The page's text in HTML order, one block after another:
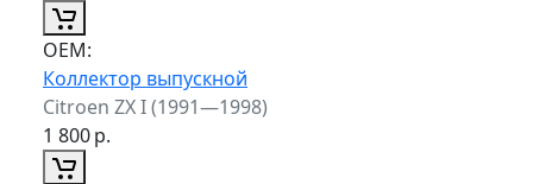
ОЕМ:
Коллектор выпускной
Citroen ZX I (1991—1998)
1 800р.